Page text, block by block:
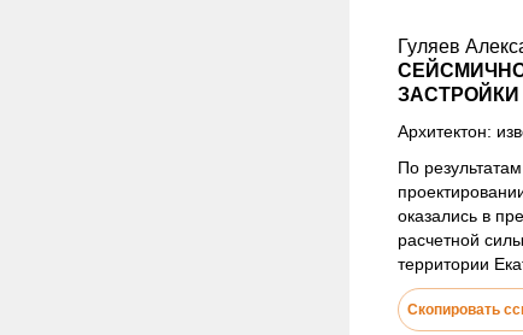
Гуляев
ЗАСТРОЙКИ
Архитектон:
По
оказались в
расчетной
территории
Скопировать